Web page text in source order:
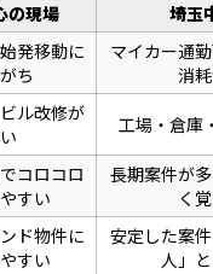
の現場 埼玉
発移動に
ち
マイカー通
消
ル改修が
工場・倉庫
コロコロ
すい
長期案件が
く
ド物件に
すい
安定した案
人」